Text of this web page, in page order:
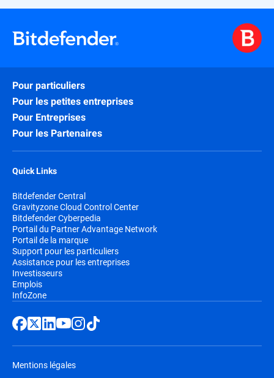
Pour particuliers
Pour les petites entreprises
Pour Entreprises
Pour les Partenaires
Quick Links
Bitdefender Central
Gravityzone Cloud Control Center
Bitdefender Cyberpedia
Portail du Partner Advantage Network
Portail de la marque
Support pour les particuliers
Assistance pour les entreprises
Investisseurs
Emplois
InfoZone
Mentions légales